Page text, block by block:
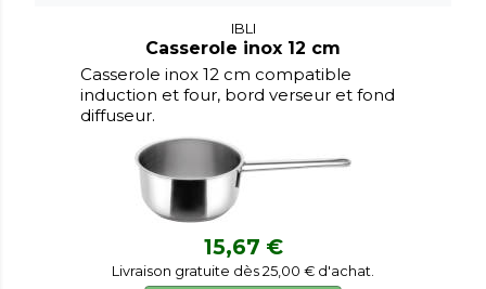
IBLI
Casserole inox 12 cm
Casserole inox 12 cm compatible
induction et four, bord verseur et fond
diffuseur.
15,67 €
Livraison gratuite dès 25,00 € d'achat.